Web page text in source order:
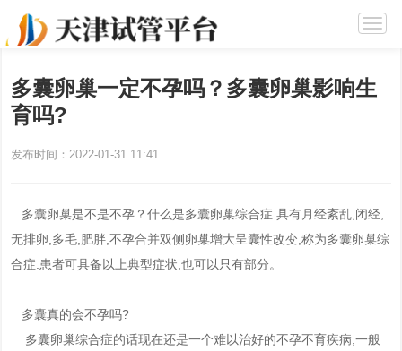
多囊卵巢一定不孕吗？多囊卵巢影响生
育吗?
发布时间：2022-01-31 11:41
多囊卵巢是不是不孕？什么是多囊卵巢综合症 具有月经紊乱,闭经,
无排卵,多毛,肥胖,不孕合并双侧卵巢增大呈囊性改变,称为多囊卵巢综
合症.患者可具备以上典型症状,也可以只有部分。
多囊真的会不孕吗?
多囊卵巢综合症的话现在还是一个难以治好的不孕不育疾病,一般